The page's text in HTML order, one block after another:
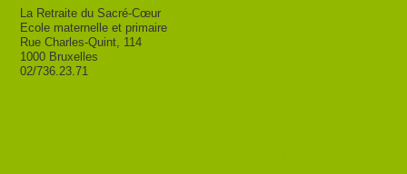
La Retraite du Sacré-Cœur
Ecole maternelle et primaire
Rue Charles-Quint, 114
1000 Bruxelles
02/736.23.71